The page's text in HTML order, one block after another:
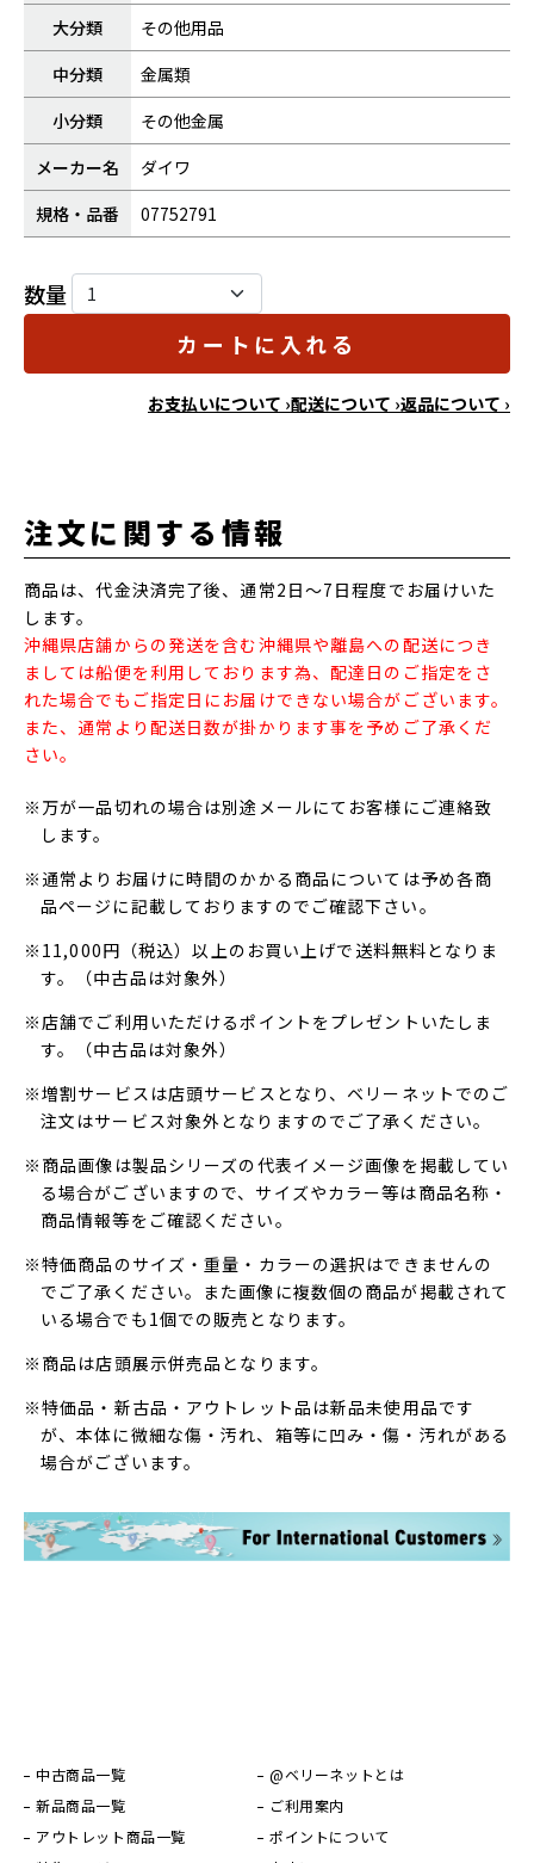
大分類
その他用品
中分類
金属類
小分類
その他金属
メーカー名
ダイワ
規格・品番
07752791
数量
カートに入れる
お支払いについて ›配送について ›返品について ›
注文に関する情報
商品は、代金決済完了後、通常2日～7日程度でお届けいた
します。
沖縄県店舗からの発送を含む沖縄県や離島への配送につき
ましては船便を利用しております為、配達日のご指定をさ
れた場合でもご指定日にお届けできない場合がございます。
また、通常より配送日数が掛かります事を予めご了承くだ
さい。
※万が一品切れの場合は別途メールにてお客様にご連絡致
します。
※通常よりお届けに時間のかかる商品については予め各商
品ページに記載しておりますのでご確認下さい。
※11,000円（税込）以上のお買い上げで送料無料となりま
す。（中古品は対象外）
※店舗でご利用いただけるポイントをプレゼントいたしま
す。（中古品は対象外）
※増割サービスは店頭サービスとなり、ベリーネットでのご
注文はサービス対象外となりますのでご了承ください。
※商品画像は製品シリーズの代表イメージ画像を掲載してい
る場合がございますので、サイズやカラー等は商品名称・
商品情報等をご確認ください。
※特価商品のサイズ・重量・カラーの選択はできませんの
でご了承ください。また画像に複数個の商品が掲載されて
いる場合でも1個での販売となります。
※商品は店頭展示併売品となります。
※特価品・新古品・アウトレット品は新品未使用品です
が、本体に微細な傷・汚れ、箱等に凹み・傷・汚れがある
場合がございます。
中古商品一覧
新品商品一覧
アウトレット商品一覧
@ベリーネットとは
ご利用案内
ポイントについて